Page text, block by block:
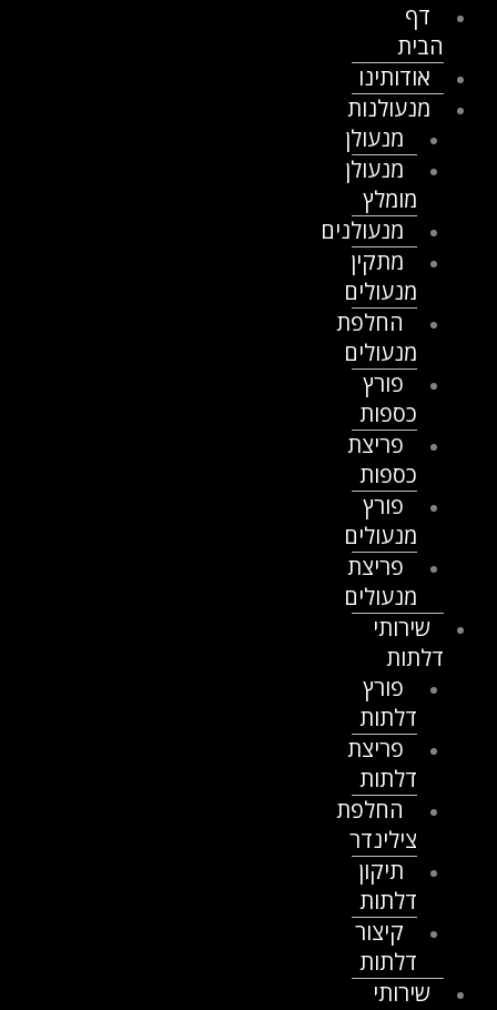
דף
הבית
אודותינו
מנעולנות
מנעולן
מנעולן
מומלץ
מנעולנים
מתקין
מנעולים
החלפת
מנעולים
פורץ
כספות
פריצת
כספות
פורץ
מנעולים
פריצת
מנעולים
שירותי
דלתות
פורץ
דלתות
פריצת
דלתות
החלפת
צילינדר
תיקון
דלתות
קיצור
דלתות
שירותי